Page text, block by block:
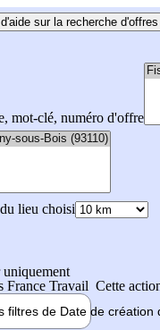
sur la recherche
mot-clé, numéro d'offre
lieu choisi
France Travail Cette
filtres de Date de création